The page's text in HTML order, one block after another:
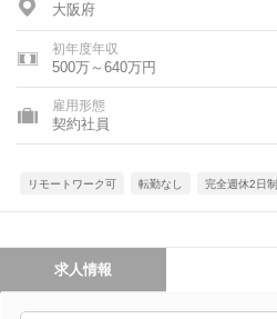
大阪府
初年度年収
500万～640万円
雇用形態
契約社員
リモートワーク可 転勤なし 完全週休2日制
求人情報